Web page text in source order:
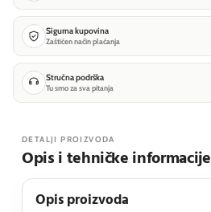
Sigurna kupovina
Zaštićen način plaćanja
Stručna podrška
Tu smo za sva pitanja
DETALJI PROIZVODA
Opis i tehničke informacije
Opis proizvoda